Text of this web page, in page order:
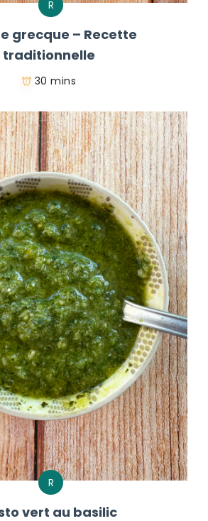
R
grecque – Recette
traditionnelle
30 mins
R
vert au basilic